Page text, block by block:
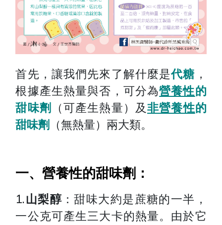
首先，讓我們先來了解什麼是代糖 ，
根據產生熱量與否，可分為營養性的
甜味劑
（可產生熱量）及非營養性的
甜味劑
（無熱量）兩大類。
一、營養性的甜味劑：
1.山梨醇 ：甜味大約是蔗糖的一半，
一公克可產生三大卡的熱量。由於它